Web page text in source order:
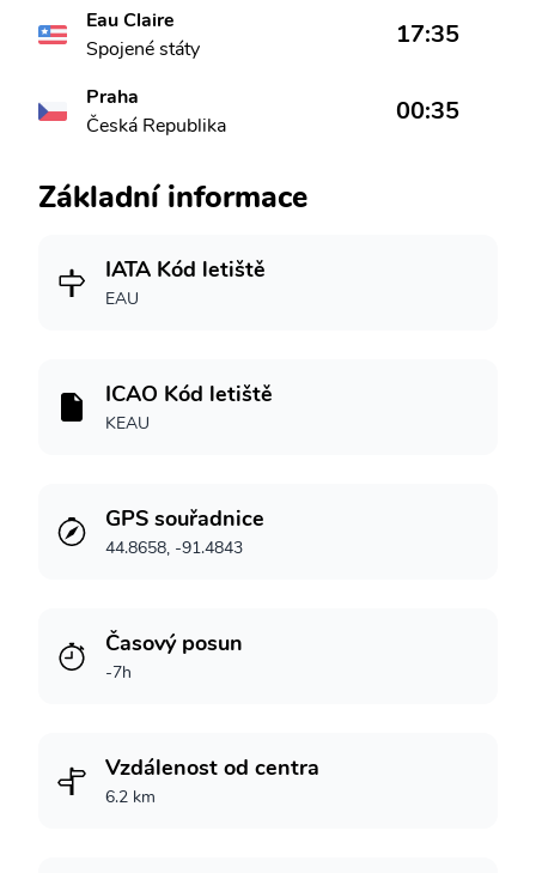
Eau Claire
Spojené státy
17:35
Praha
Česká Republika
00:35
Základní informace
IATA Kód letiště
EAU
ICAO Kód letiště
KEAU
GPS souřadnice
44.8658, -91.4843
Časový posun
-7h
Vzdálenost od centra
6.2 km